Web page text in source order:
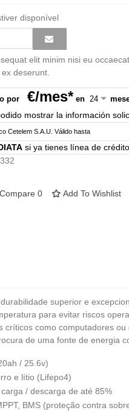
disponível
elit minim nisi eu
deserunt.
por €/mes* en
mostrar la información
Cetelem S.A.U. Válido hasta
si ya tienes línea de
0 Add To Wishlist
superior e
para evitar riscos
como computadores
de uma fonte de energia
/ 25.6v)
e lítio (Lifepo4)
/ descarga de até 85%
BMS (proteção contra